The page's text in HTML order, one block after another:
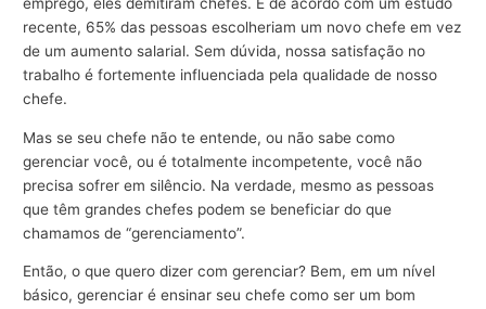
recente, 65% das pessoas escolheriam um novo chefe em vez
de um aumento salarial. Sem dúvida, nossa satisfação no
trabalho é fortemente influenciada pela qualidade de nosso
chefe.
Mas se seu chefe não te entende, ou não sabe como
gerenciar você, ou é totalmente incompetente, você não
precisa sofrer em silêncio. Na verdade, mesmo as pessoas
que têm grandes chefes podem se beneficiar do que
chamamos de “gerenciamento”.
Então, o que quero dizer com gerenciar? Bem, em um nível
básico, gerenciar é ensinar seu chefe como ser um bom